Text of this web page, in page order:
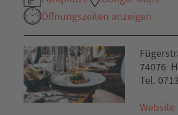
Öffnungszeiten anzeigen
74076
Tel.
Website